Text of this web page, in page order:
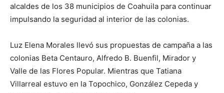
alcaldes de los 38 municipios de Coahuila para continuar
impulsando la seguridad al interior de las colonias.
Luz Elena Morales llevó sus propuestas de campaña a las
colonias Beta Centauro, Alfredo B. Buenfil, Mirador y
Valle de las Flores Popular. Mientras que Tatiana
Villarreal estuvo en la Topochico, González Cepeda y